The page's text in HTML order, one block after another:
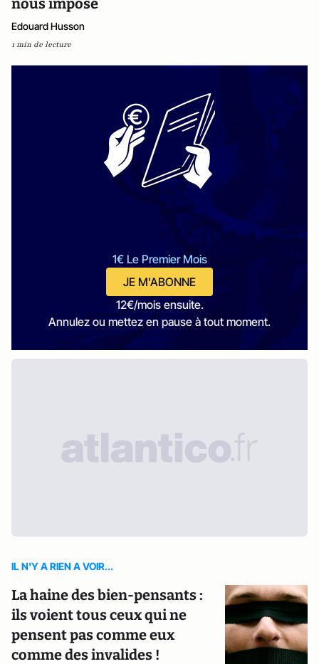
nous impose
Edouard Husson
1 min de lecture
1€ Le Premier Mois
JE M'ABONNE
12€/mois ensuite.
Annulez ou mettez en pause à tout moment.
IL N'Y A RIEN A VOIR...
La haine des bien-pensants :
ils voient tous ceux qui ne
pensent pas comme eux
comme des invalides !